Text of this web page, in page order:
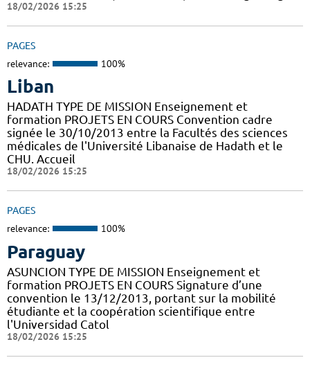
18/02/2026 15:25
PAGES
relevance: 100%
Liban
HADATH TYPE DE MISSION Enseignement et
formation PROJETS EN COURS Convention cadre
signée le 30/10/2013 entre la Facultés des sciences
médicales de l'Université Libanaise de Hadath et le
CHU. Accueil
18/02/2026 15:25
PAGES
relevance: 100%
Paraguay
ASUNCION TYPE DE MISSION Enseignement et
formation PROJETS EN COURS Signature d’une
convention le 13/12/2013, portant sur la mobilité
étudiante et la coopération scientifique entre
l'Universidad Catol
18/02/2026 15:25